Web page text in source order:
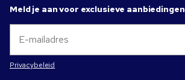
Meld je aan voor exclusieve aanbiedingen
Privacybeleid